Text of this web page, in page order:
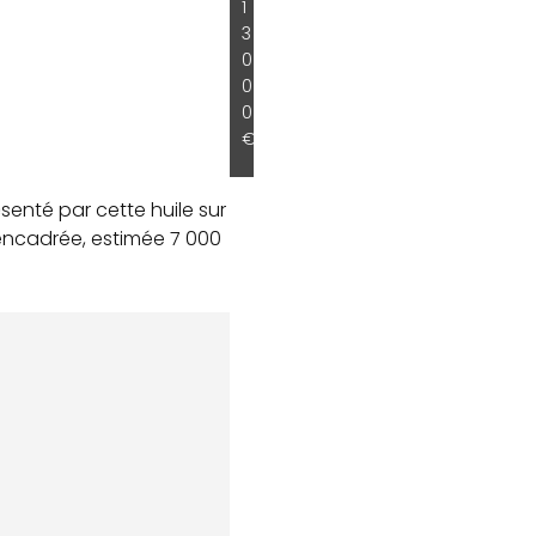
1
3
0
0
0
€
par cette huile sur
estimée 7 000